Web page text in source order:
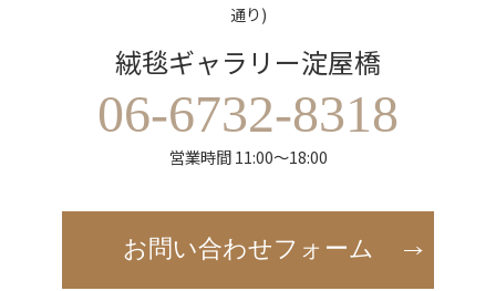
通り)
絨毯ギャラリー淀屋橋
06-6732-8318
営業時間 11:00～18:00
お問い合わせフォーム